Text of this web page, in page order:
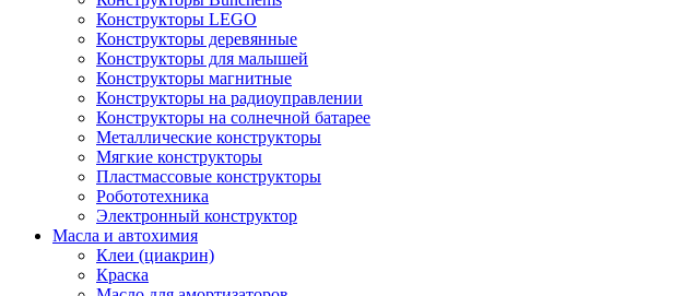
Конструкторы LEGO
Конструкторы деревянные
Конструкторы для малышей
Конструкторы магнитные
Конструкторы на радиоуправлении
Конструкторы на солнечной батарее
Металлические конструкторы
Мягкие конструкторы
Пластмассовые конструкторы
Робототехника
Электронный конструктор
Масла и автохимия
Клеи (циакрин)
Краска